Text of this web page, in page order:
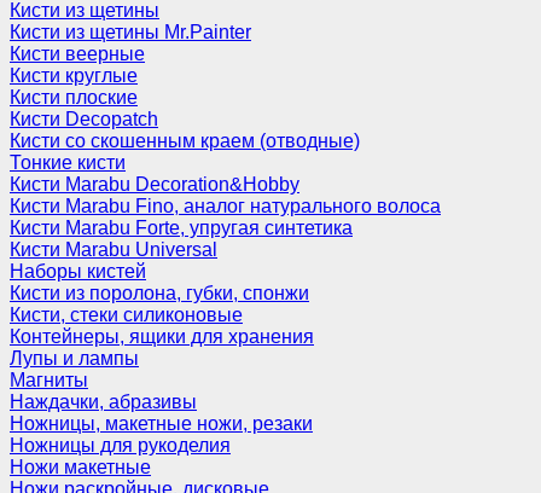
Кисти из щетины
Кисти из щетины Mr.Painter
Кисти веерные
Кисти круглые
Кисти плоские
Кисти Decopatch
Кисти со скошенным краем (отводные)
Тонкие кисти
Кисти Marabu Decoration&Hobby
Кисти Marabu Fino, аналог натурального волоса
Кисти Marabu Forte, упругая синтетика
Кисти Marabu Universal
Наборы кистей
Кисти из поролона, губки, спонжи
Кисти, стеки силиконовые
Контейнеры, ящики для хранения
Лупы и лампы
Магниты
Наждачки, абразивы
Ножницы, макетные ножи, резаки
Ножницы для рукоделия
Ножи макетные
Ножи раскройные, дисковые